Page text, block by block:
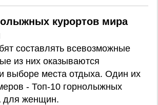
курортов мира
составлять всевозможные
из них оказываются
выборе места отдыха. Один их
- Топ-10 горнолыжных
для женщин.